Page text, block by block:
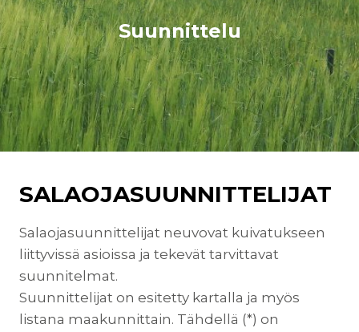
Suunnittelu
SALAOJASUUNNITTELIJAT
Salaojasuunnittelijat neuvovat kuivatukseen
liittyvissä asioissa ja tekevät tarvittavat
suunnitelmat.
Suunnittelijat on esitetty kartalla ja myös
listana maakunnittain. Tähdellä (*) on